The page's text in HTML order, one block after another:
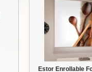
Estor Enrollable